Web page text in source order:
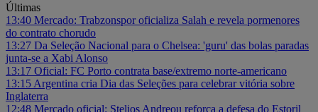
Últimas
13:40 Mercado: Trabzonspor oficializa Salah e revela pormenores
do contrato chorudo
13:27 Da Seleção Nacional para o Chelsea: 'guru' das bolas paradas
junta-se a Xabi Alonso
13:17 Oficial: FC Porto contrata base/extremo norte-americano
13:15 Argentina cria Dia das Seleções para celebrar vitória sobre
Inglaterra
12:48 Mercado oficial: Stelios Andreou reforça a defesa do Estoril